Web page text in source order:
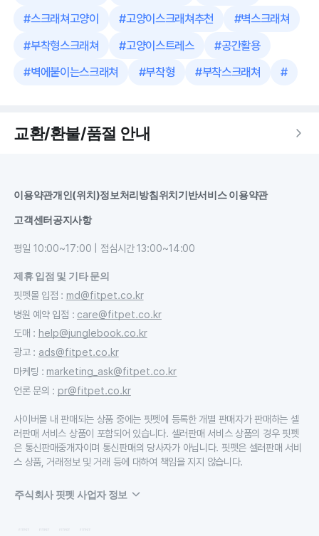
#스크래쳐고양이 #고양이스크래쳐추천 #벽스크래쳐
#부착형스크래쳐 #고양이스트레스 #공간활용
#벽에붙이는스크래쳐 #부착형 #부착스크래쳐 #
교환/환불/품절 안내
이용약관개인(위치)정보처리방침위치기반서비스 이용약관
고객센터공지사항
평일 10:00~17:00 | 점심시간 13:00~14:00
제휴 입점 및 기타 문의
핏펫몰 입점 : md@fitpet.co.kr
병원 예약 입점 : care@fitpet.co.kr
도매 : help@junglebook.co.kr
광고: ads@fitpet.co.kr
마케팅 : marketing_ask@fitpet.co.kr
언론 문의 : pr@fitpet.co.kr
사이버몰 내 판매되는 상품 중에는 핏펫에 등록한 개별 판매자가 판매하는 셀
러판매 서비스 상품이 포함되어 있습니다. 셀러판매 서비스 상품의 경우 핏펫
은 통신판매중개자이며 통신판매의 당사자가 아닙니다. 핏펫은 셀러판매 서비
스 상품, 거래정보 및 거래 등에 대하여 책임을 지지 않습니다.
주식회사 핏펫 사업자 정보